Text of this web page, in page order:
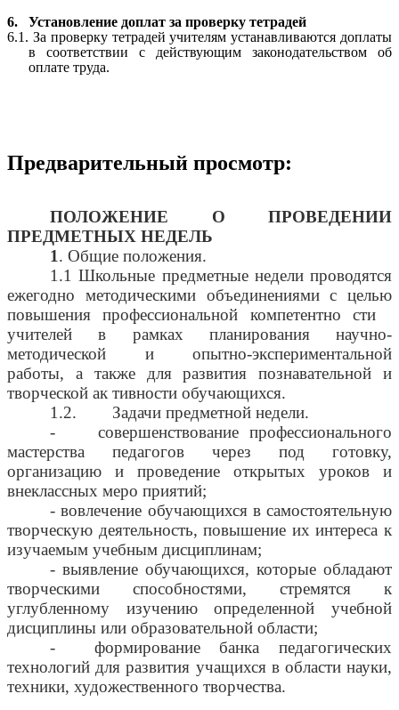
6.
Установление доплат за проверку тетрадей
6.1. За проверку тетрадей учителям устанавливаются доплаты
в соответствии с действующим законодательством об
оплате труда.
Предварительный просмотр:
ПОЛОЖЕНИЕ О ПРОВЕДЕНИИ
ПРЕДМЕТНЫХ НЕДЕЛЬ
1. Общие положения.
1.1 Школьные предметные недели проводятся
ежегодно методическими объединениями с целью
повышения профессиональной компетентно сти
учителей в рамках планирования научно-
методической и опытно-экспериментальной
работы, а также для развития познавательной и
творческой ак тивности обучающихся.
1.2. Задачи предметной недели.
- совершенствование профессионального
мастерства педагогов через под готовку,
организацию и проведение открытых уроков и
внеклассных меро приятий;
- вовлечение обучающихся в самостоятельную
творческую деятельность, повышение их интереса к
изучаемым учебным дисциплинам;
- выявление обучающихся, которые обладают
творческими способностями, стремятся к
углубленному изучению определенной учебной
дисциплины или образовательной области;
- формирование банка педагогических
технологий для развития учащихся в области науки,
техники, художественного творчества.